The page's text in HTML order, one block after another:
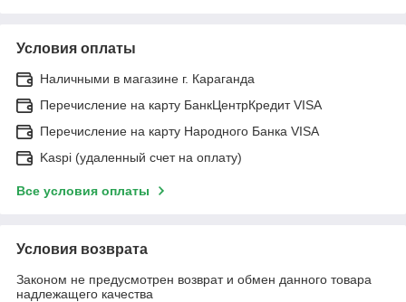
Условия оплаты
Наличными в магазине г. Караганда
Перечисление на карту БанкЦентрКредит VISA
Перечисление на карту Народного Банка VISA
Kaspi (удаленный счет на оплату)
Все условия оплаты
Условия возврата
Законом не предусмотрен возврат и обмен данного товара
надлежащего качества